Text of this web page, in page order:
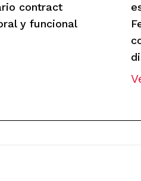
contract
y funcional